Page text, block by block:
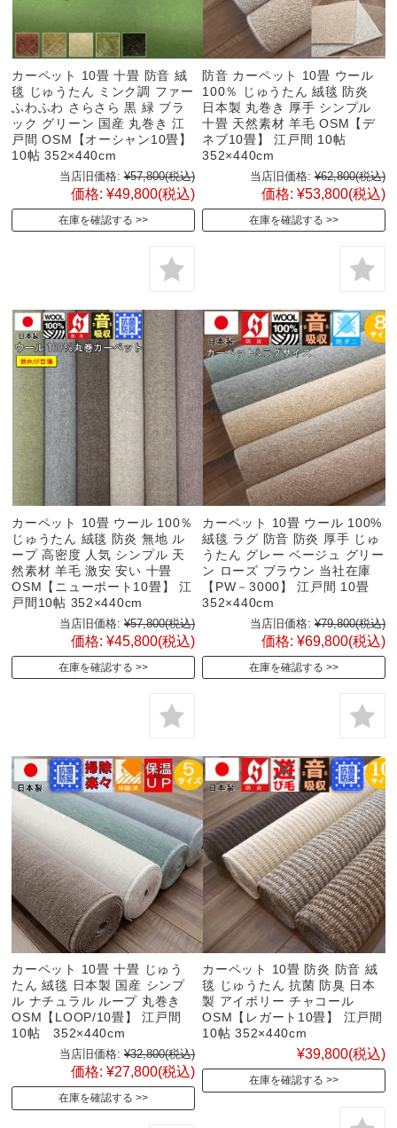
カーペット 10畳 十畳 防音 絨
毯 じゅうたん ミンク調 ファー
ふわふわ さらさら 黒 緑 ブラ
ック グリーン 国産 丸巻き 江
戸間 OSM【オーシャン10畳】
10帖 352×440cm
当店旧価格: ¥57,800(税込)
価格: ¥49,800(税込)
在庫を確認する
防音 カーペット 10畳 ウール
100％ じゅうたん 絨毯 防炎
日本製 丸巻き 厚手 シンプル
十畳 天然素材 羊毛 OSM【デ
ネブ10畳】 江戸間 10帖
352×440cm
当店旧価格: ¥62,800(税込)
価格: ¥53,800(税込)
在庫を確認する
カーペット 10畳 ウール 100％
じゅうたん 絨毯 防炎 無地 ル
ープ 高密度 人気 シンプル 天
然素材 羊毛 激安 安い 十畳
OSM【ニューポート10畳】 江
戸間10帖 352×440cm
当店旧価格: ¥57,800(税込)
価格: ¥45,800(税込)
在庫を確認する
カーペット 10畳 ウール 100%
絨毯 ラグ 防音 防炎 厚手 じゅ
うたん グレー ベージュ グリー
ン ローズ ブラウン 当社在庫
【PW－3000】 江戸間 10畳
352×440cm
当店旧価格: ¥79,800(税込)
価格: ¥69,800(税込)
在庫を確認する
カーペット 10畳 十畳 じゅう
たん 絨毯 日本製 国産 シンプ
ル ナチュラル ループ 丸巻き
OSM【LOOP/10畳】 江戸間
10帖 352×440cm
当店旧価格: ¥32,800(税込)
価格: ¥27,800(税込)
在庫を確認する
カーペット 10畳 防炎 防音 絨
毯 じゅうたん 抗菌 防臭 日本
製 アイボリー チャコール
OSM【レガート10畳】 江戸間
10帖 352×440cm
¥39,800(税込)
在庫を確認する